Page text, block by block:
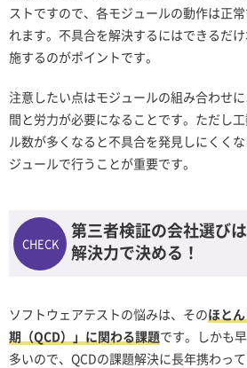
ストですので、各モジュールの動作は正
れます。不具合を解決するにはできるだ
施するのがポイントです。
注意したい点はモジュールの組み合わせ
間と労力が必要になることです。ただし
ル数が多くなると不具合を発見しにくく
ジュールで行うことが重要です。
第三者検証の会社選び
解決力で決める！
ソフトウェアテストの悩みは、そのほと
期（QCD）」に関わる課題です。しかも
多いので、QCDの課題解決に長年携わっ